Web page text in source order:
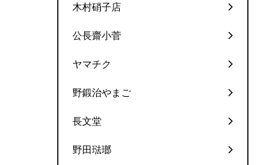
木村硝子店
公長齋小菅
ヤマチク
野鍛治やまご
長文堂
野田琺瑯